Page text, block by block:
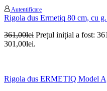
Autentificare
Rigola dus Ermetiq 80 cm, cu
361,00lei Prețul inițial a fost:
301,00lei.
Rigola dus ERMETIQ Model